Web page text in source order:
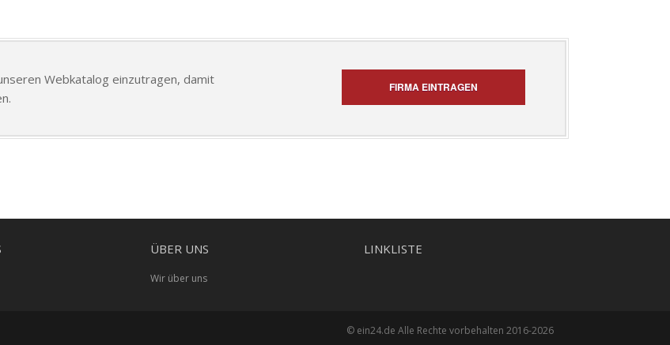
Webkatalog einzutragen, damit
FIRMA EINTRAGEN
ÜBER UNS
Wir über uns
LINKLISTE
© ein24.de Alle Rechte vorbehalten 2016-2026